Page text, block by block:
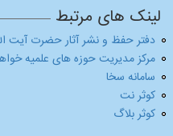
لینک های مرتبط
دفتر حفظ و نشر آثار حضرت آیت
مرکز مدیریت حوزه های علمیه
سامانه سخا
کوثر نت
کوثر بلاگ